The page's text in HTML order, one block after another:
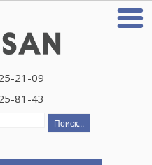
21-09
81-43